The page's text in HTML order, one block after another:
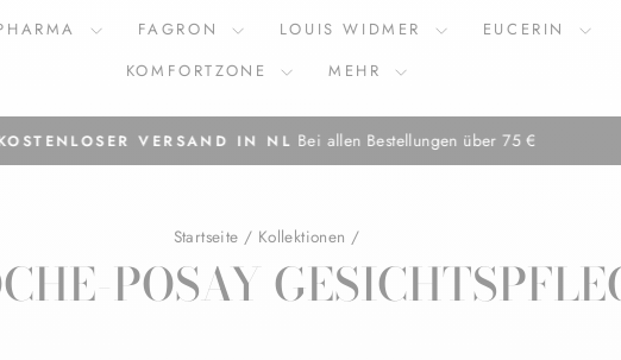
FAGRON LOUIS WIDMER EUCERIN
KOMFORTZONE
MEHR
Pause
VERSAND IN NL Bei allen Bestellungen über 75 €
Startseite / Kollektionen /
POSAY